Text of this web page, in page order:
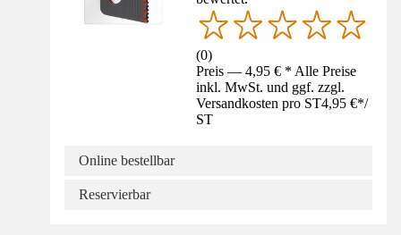
(0)
Preis — 4,95 € * Alle Preise
inkl. MwSt. und ggf. zzgl.
Versandkosten pro ST4,95 €*/
ST
Online bestellbar
Reservierbar